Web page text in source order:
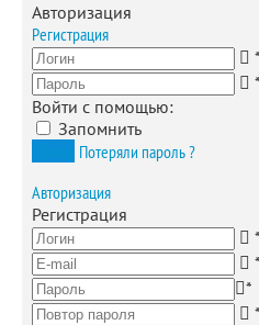
Авторизация
Регистрация
*
*
Войти с помощью:
Запомнить
Потеряли пароль ?
Авторизация
Регистрация
*
*
*
*